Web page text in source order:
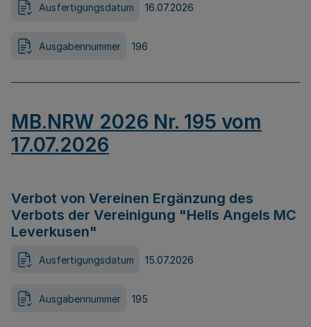
Ausfertigungsdatum 16.07.2026
Ausgabennummer 196
MB.NRW 2026 Nr. 195 vom
17.07.2026
Verbot von Vereinen Ergänzung des
Verbots der Vereinigung "Hells Angels MC
Leverkusen"
Ausfertigungsdatum 15.07.2026
Ausgabennummer 195